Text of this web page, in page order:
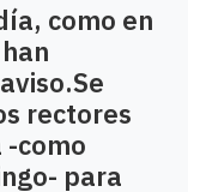
como en
rectores
-como
para